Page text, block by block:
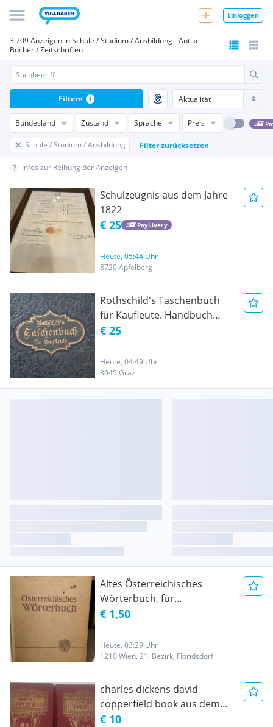
Einloggen
3.709 Anzeigen in Schule / Studium / Ausbildung - Antike
Bücher / Zeitschriften
Bundesland Zustand Sprache Preis
Schule / Studium / Ausbildung Filter zurücksetzen
Filtern 1
Infos zur Reihung der Anzeigen
Schulzeugnis aus dem Jahre
1822
€ 25 PayLivery
Heute, 05:44 Uhr
8720 Apfelberg
Rothschild's Taschenbuch
für Kaufleute. Handbuch
Nachschlagebuch Leipzig
€ 25
Heute, 04:49 Uhr
8045 Graz
Altes Österreichisches
Wörterbuch, für
Vergleichszwecke
Sammler
€ 1,50
Heute, 03:29 Uhr
1210 Wien, 21. Bezirk, Floridsdorf
charles dickens david
copperfield book aus dem
englischen
€ 10